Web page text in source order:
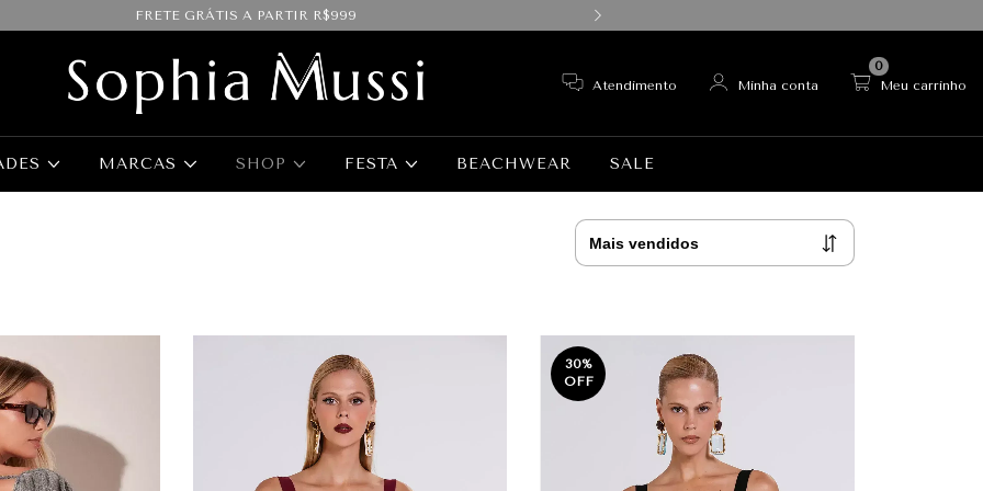
FRETE GRÁTIS A PARTIR R$999
Atendimento Minha conta Meu carrinho
0
MARCAS SHOP FESTA BEACHWEAR SALE
30%
OFF